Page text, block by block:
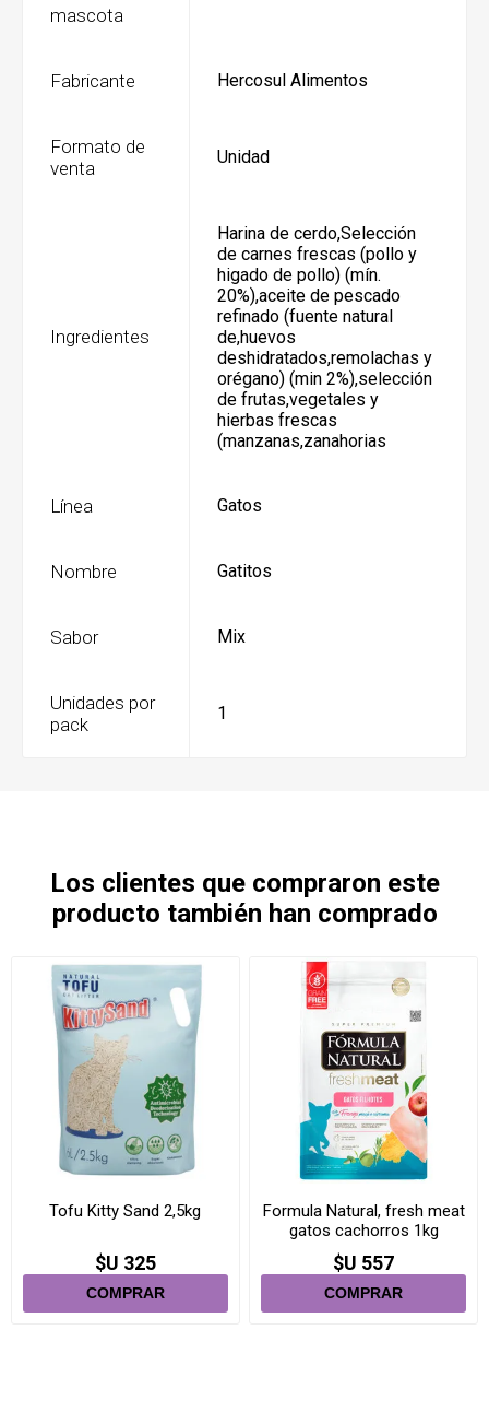
mascota
Fabricante Hercosul Alimentos
Formato de
venta
Unidad
Ingredientes
Harina de cerdo,Selección
de carnes frescas (pollo y
higado de pollo) (mín.
20%),aceite de pescado
refinado (fuente natural
de,huevos
deshidratados,remolachas y
orégano) (min 2%),selección
de frutas,vegetales y
hierbas frescas
(manzanas,zanahorias
Línea Gatos
Nombre Gatitos
Sabor Mix
Unidades por
pack
1
Los clientes que compraron este
producto también han comprado
Tofu Kitty Sand 2,5kg
$U 325
Formula Natural, fresh meat
gatos cachorros 1kg
$U 557